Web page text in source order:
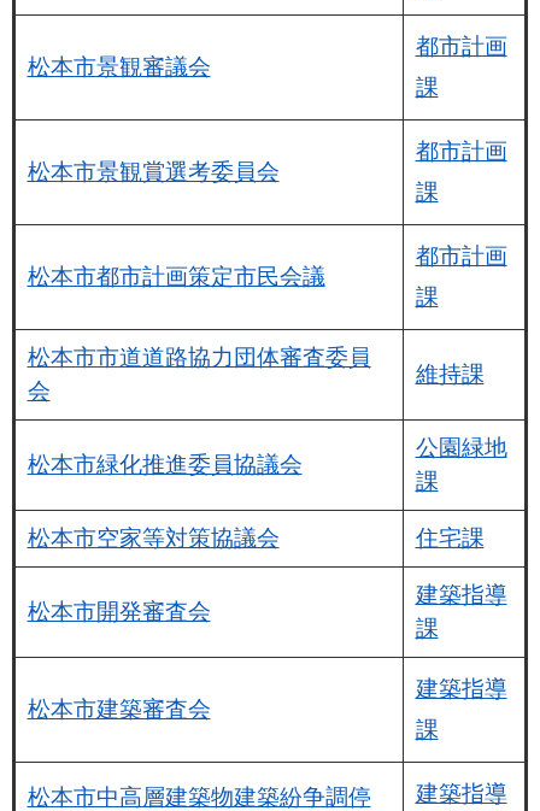
松本市景観審議会
都市計画
課
松本市景観賞選考委員会
都市計画
課
松本市都市計画策定市民会議
都市計画
課
松本市市道道路協力団体審査委員
会
維持課
松本市緑化推進委員協議会
公園緑地
課
松本市空家等対策協議会 住宅課
松本市開発審査会
建築指導
課
松本市建築審査会
建築指導
課
松本市中高層建築物建築紛争調停
建築指導